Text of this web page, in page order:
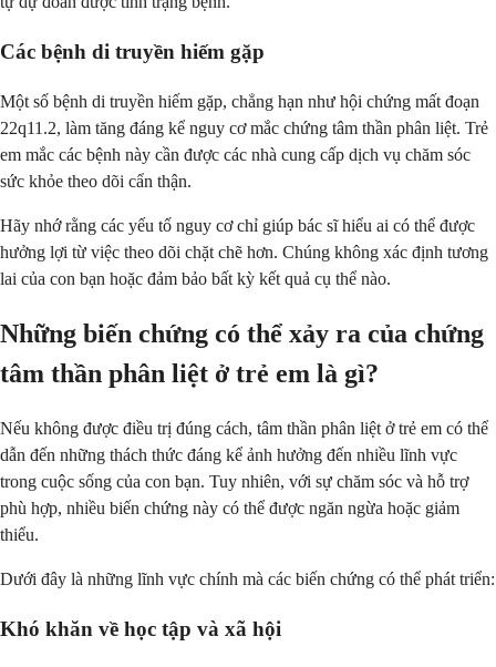
Các bệnh di truyền hiếm gặp
Một số bệnh di truyền hiếm gặp, chẳng hạn như hội chứng mất đoạn
22q11.2, làm tăng đáng kể nguy cơ mắc chứng tâm thần phân liệt. Trẻ
em mắc các bệnh này cần được các nhà cung cấp dịch vụ chăm sóc
sức khỏe theo dõi cẩn thận.
Hãy nhớ rằng các yếu tố nguy cơ chỉ giúp bác sĩ hiểu ai có thể được
hưởng lợi từ việc theo dõi chặt chẽ hơn. Chúng không xác định tương
lai của con bạn hoặc đảm bảo bất kỳ kết quả cụ thể nào.
Những biến chứng có thể xảy ra của chứng
tâm thần phân liệt ở trẻ em là gì?
Nếu không được điều trị đúng cách, tâm thần phân liệt ở trẻ em có thể
dẫn đến những thách thức đáng kể ảnh hưởng đến nhiều lĩnh vực
trong cuộc sống của con bạn. Tuy nhiên, với sự chăm sóc và hỗ trợ
phù hợp, nhiều biến chứng này có thể được ngăn ngừa hoặc giảm
thiểu.
Dưới đây là những lĩnh vực chính mà các biến chứng có thể phát triển:
Khó khăn về học tập và xã hội